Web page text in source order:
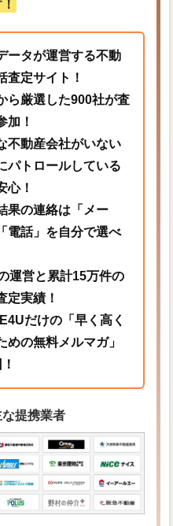
ータが運営する不動
査定サイト！
ら厳選した900社が査
加！
不動産会社がいない
パトロールしている
心！
果の連絡は「メー
電話」を自分で選べ
運営と累計15万件の
定実績！
だけの「早く高く
めの無料メルマガ」
な提携業者